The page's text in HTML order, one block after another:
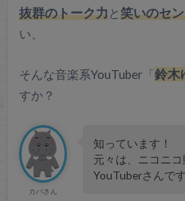
抜群のトーク力と笑いのセ
い、
そんな音楽系YouTuber「鈴木
すか？
カバさん
知っています！
元々は、ニコニ
YouTuberさんで